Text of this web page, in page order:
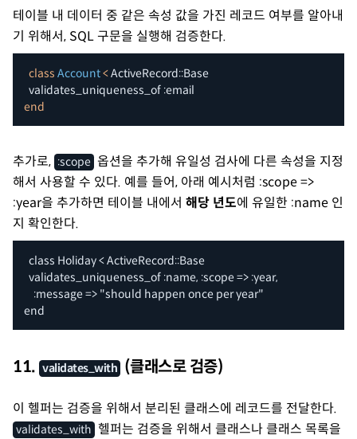
테이블 내 데이터 중 같은 속성 값을 가진 레코드 여부를 알아내
기 위해서, SQL 구문을 실행해 검증한다.
class Account< ActiveRecord::Base
  validates_uniqueness_of
:email
end
추가로, :scope 옵션을 추가해 유일성 검사에 다른 속성을 지정
해서 사용할 수 있다. 예를 들어, 아래 예시처럼 :scope =>
:year을 추가하면 테이블 내에서 해당 년도에 유일한 :name 인
지 확인한다.
class Holiday < ActiveRecord::Base
  validates_uniqueness_of :name, :scope => :year,
    :message => "should happen once per year"
end
11. validates_with (클래스로 검증)
이 헬퍼는 검증을 위해서 분리된 클래스에 레코드를 전달한다.
validates_with 헬퍼는 검증을 위해서 클래스나 클래스 목록을